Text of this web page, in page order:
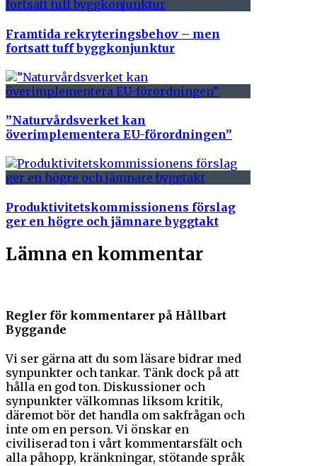
Framtida rekryteringsbehov – men
fortsatt tuff byggkonjunktur
”Naturvårdsverket kan
överimplementera EU-förordningen”
Produktivitetskommissionens förslag
ger en högre och jämnare byggtakt
Lämna en kommentar
Regler för kommentarer på Hållbart
Byggande
Vi ser gärna att du som läsare bidrar med
synpunkter och tankar. Tänk dock på att
hålla en god ton. Diskussioner och
synpunkter välkomnas liksom kritik,
däremot bör det handla om sakfrågan och
inte om en person. Vi önskar en
civiliserad ton i vårt kommentarsfält och
alla påhopp, kränkningar, stötande språk